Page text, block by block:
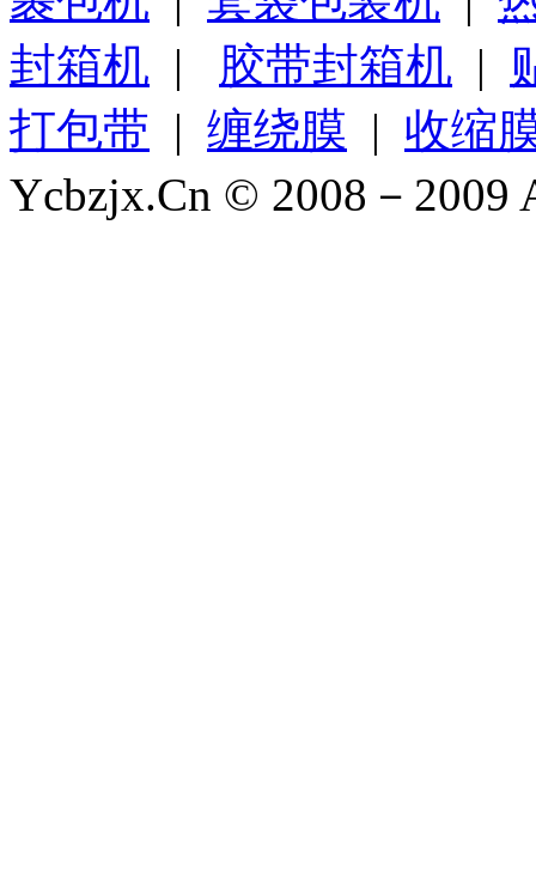
封箱机 | 胶带封箱机 |
打包带 | 缠绕膜 | 收缩
Ycbzjx.Cn © 2008－2009